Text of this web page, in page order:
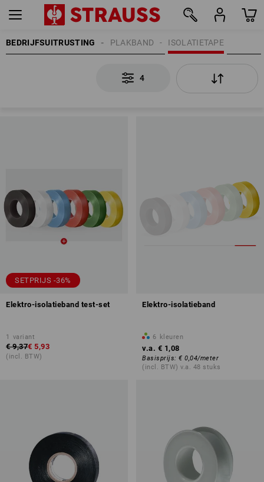
BEDRIJFSUITRUSTING ISOLATIETAPE
PLAKBAND
4
SETPRIJS -36%
Elektro-isolatieband test-set
1 variant
€ 9,37€ 5,93
(incl. BTW)
Elektro-isolatieband
6 kleuren
v.a. € 1,08
Basisprijs: € 0,04/meter
(incl. BTW) v.a. 48 stuks